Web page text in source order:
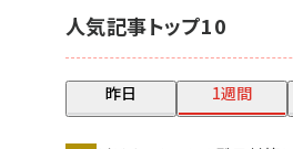
人気記事トップ10
昨日 1週間